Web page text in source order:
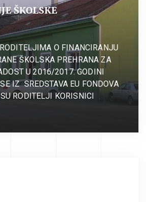
ŠKOLSKE
O FINANCIRANJU
ŠKOLSKA PREHRANA ZA
U 2016/2017. GODINI
IZ SREDSTAVA EU FONDOVA
RODITELJI KORISNICI